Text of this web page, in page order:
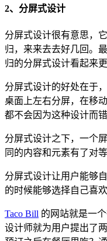
2、分屏式设计
分屏式设计很有意思，
归，来来去去好几回。
归的分屏式设计看起来
分屏式设计的好处在于
桌面上左右分屏，在移
都不会因为这种设计而
分屏式设计之下，一个
同的内容和元素有了对
分屏式设计让用户能够
的时候能够选择自己喜
Taco Bill 的网站就是一
设计师就为用户提出了